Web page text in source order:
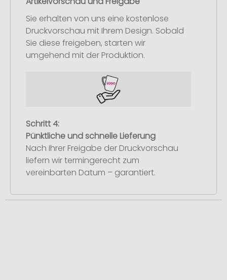
Sie erhalten von uns eine kostenlose
Druckvorschau mit Ihrem Design. Sobald
Sie diese freigeben, starten wir
umgehend mit der Produktion.
Schritt 4:
Pünktliche und schnelle Lieferung
Nach Ihrer Freigabe der Druckvorschau
liefern wir termingerecht zum
vereinbarten Datum – garantiert.